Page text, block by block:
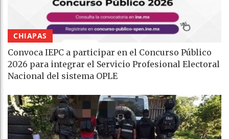
CHIAPAS
Convoca IEPC a participar en el Concurso Público
2026 para integrar el Servicio Profesional Electoral
Nacional del sistema OPLE